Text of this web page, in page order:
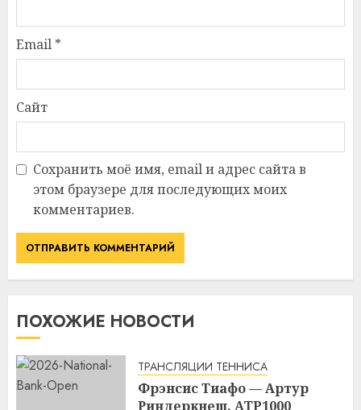
Email *
Сайт
Сохранить моё имя, email и адрес сайта в
этом браузере для последующих моих
комментариев.
ПОХОЖИЕ НОВОСТИ
ТРАНСЛЯЦИИ ТЕННИСА
Фрэнсис Тиафо — Артур
Риндеркнеш. ATP1000